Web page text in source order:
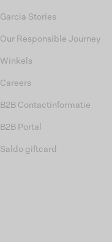
Garcia Stories
Our Responsible Journey
Winkels
Careers
B2B Contactinformatie
B2B Portal
Saldo giftcard